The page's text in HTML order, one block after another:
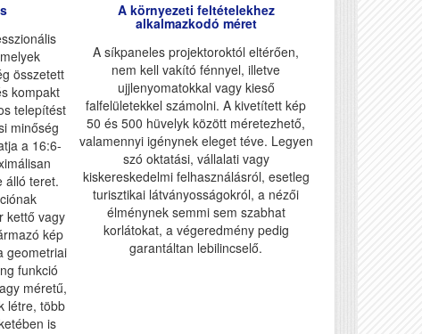
összetett
kompakt
telepítést
minőség
a 16:6-
álló teret.
kettő vagy
kép
geometriai
funkció
méretű,
létre, több
is
A környezeti feltételekhez
alkalmazkodó méret
A síkpaneles projektoroktól eltérően,
nem kell vakító fénnyel, illetve
ujjlenyomatokkal vagy kieső
falfelületekkel számolni. A kivetített kép
50 és 500 hüvelyk között méretezhető,
valamennyi igénynek eleget téve. Legyen
szó oktatási, vállalati vagy
kiskereskedelmi felhasználásról, esetleg
turisztikai látványosságokról, a nézői
élménynek semmi sem szabhat
korlátokat, a végeredmény pedig
garantáltan lebilincselő.